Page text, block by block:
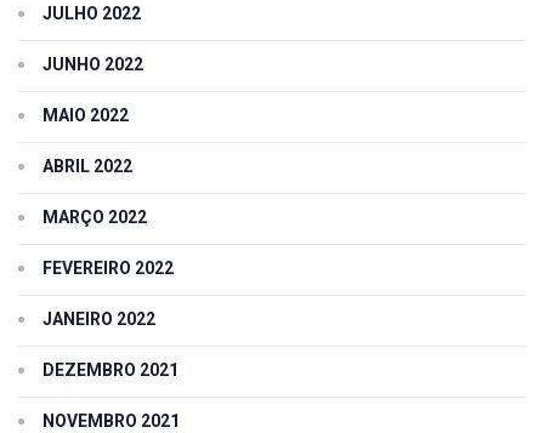
JULHO 2022
JUNHO 2022
MAIO 2022
ABRIL 2022
MARÇO 2022
FEVEREIRO 2022
JANEIRO 2022
DEZEMBRO 2021
NOVEMBRO 2021